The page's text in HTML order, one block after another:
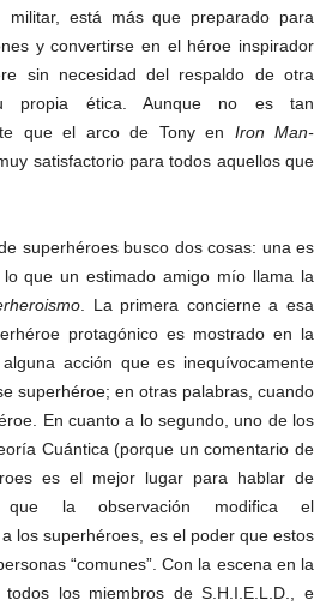
está más que preparado para
y convertirse en el héroe inspirador
sin necesidad del respaldo de otra
propia ética. Aunque no es tan
que el arco de Tony en Iron Man-
satisfactorio para todos aquellos que
superhéroes busco dos cosas: una es
que un estimado amigo mío llama la
. La primera concierne a esa
protagónico es mostrado en la
acción que es inequívocamente
superhéroe; en otras palabras, cuando
En cuanto a lo segundo, uno de los
Cuántica (porque un comentario de
es el mejor lugar para hablar de
la observación modifica el
los superhéroes, es el poder que estos
“comunes”. Con la escena en la
los miembros de S.H.I.E.L.D., e